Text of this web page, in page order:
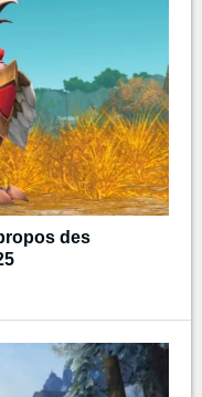
des